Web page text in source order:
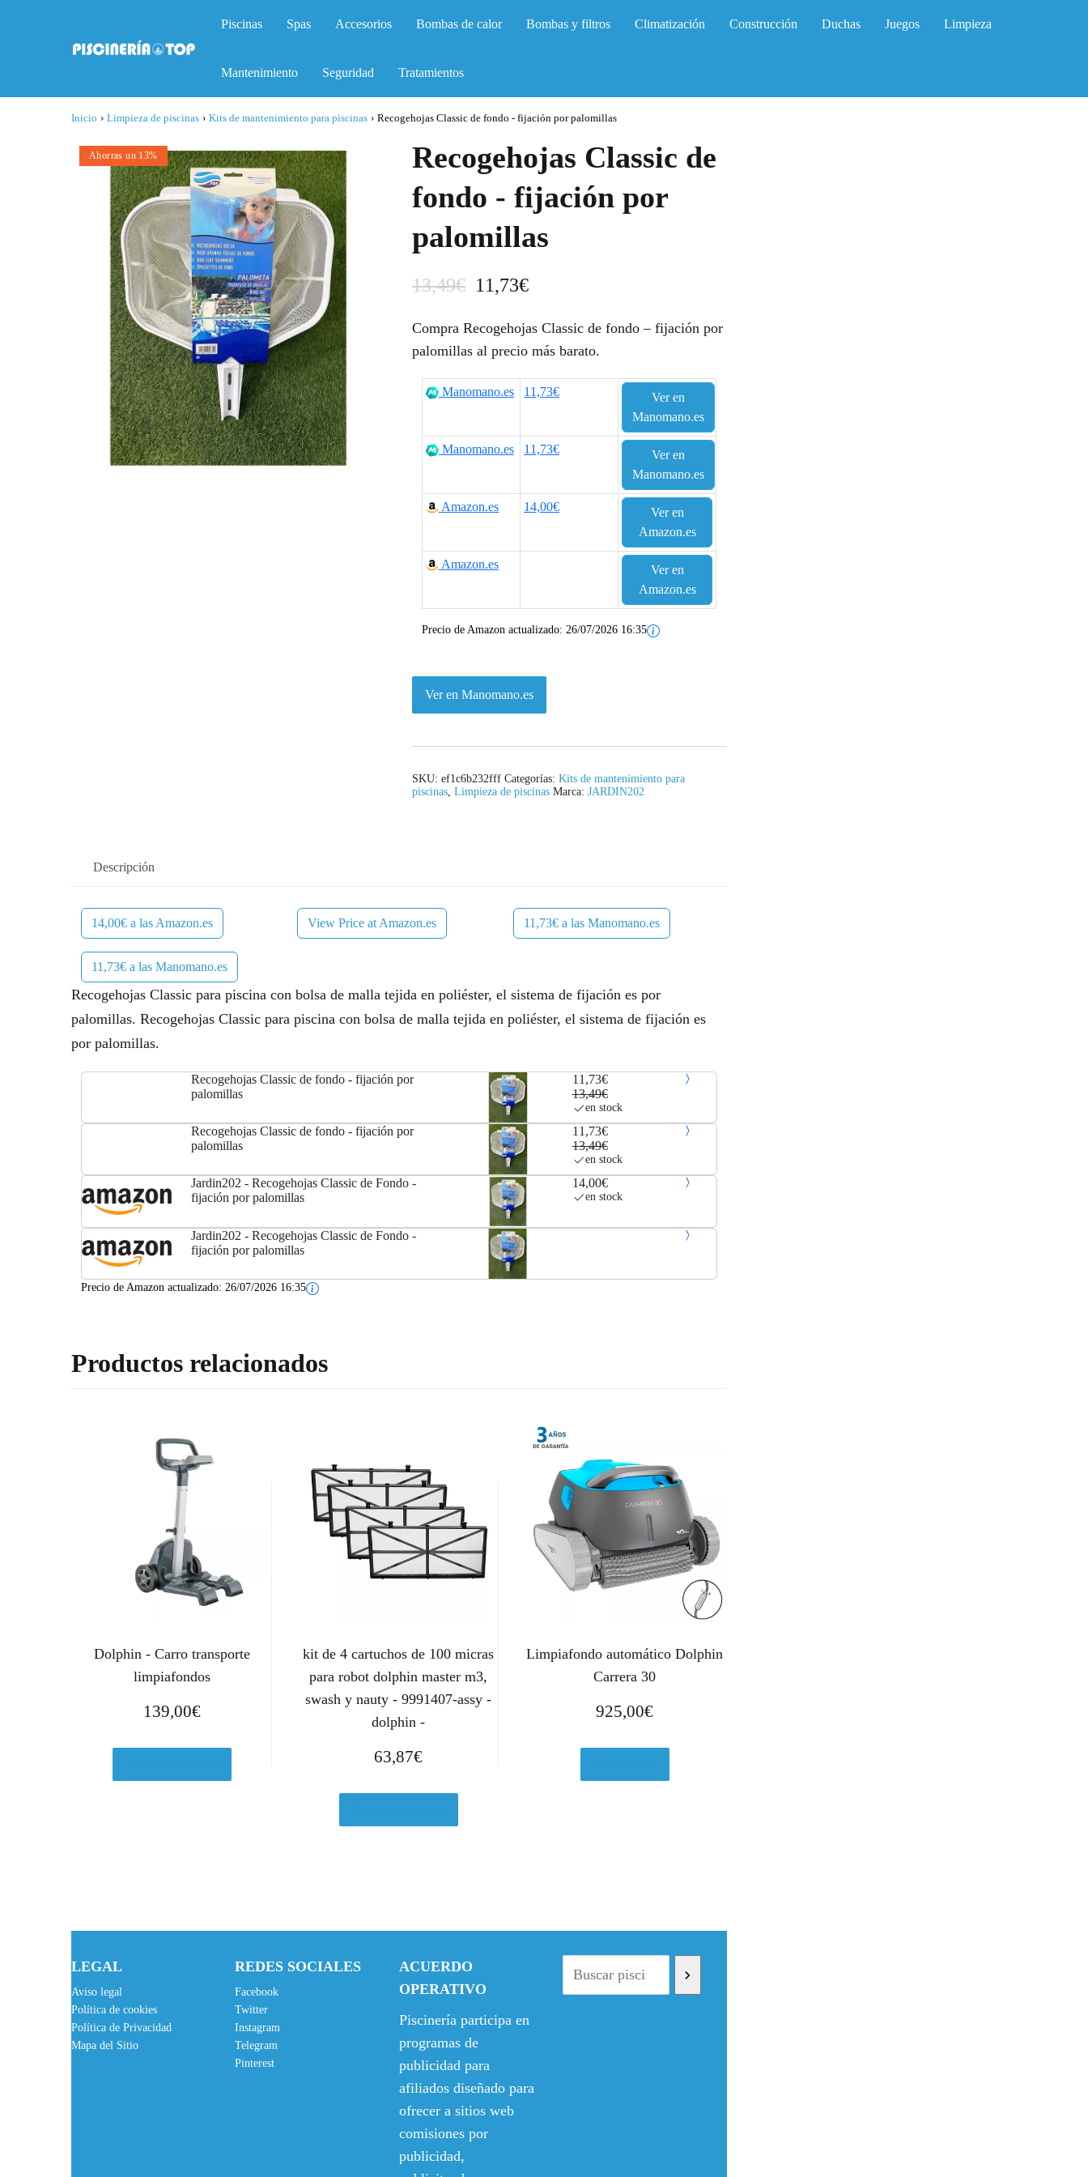
Piscinas Spas Accesorios Bombas de calor Bombas y filtros Climatización Construcción Duchas Juegos Limpieza
Mantenimiento Seguridad Tratamientos
Inicio › Limpieza de piscinas › Kits de mantenimiento para piscinas › Recogehojas Classic de fondo - fijación por palomillas
Ahorras un 13%
Recogehojas Classic de
fondo - fijación por
palomillas
13,49€ E
p
r
c
o
r
g
a
l
e
4
9
11,73€E
p
r
c
o
u
e
s
:
3
.
Compra Recogehojas Classic de fondo – fijación por
palomillas al precio más barato.
Manomano.es 11,73€
Ver en
Manomano.es
Manomano.es 11,73€
Ver en
Manomano.es
Amazon.es 14,00€
Ver en
Amazon.es
Amazon.es
Ver en
Amazon.es
Precio de Amazon actualizado: 26/07/2026 16:35
Ver en Manomano.es
SKU: ef1c6b232fff Categorías: Kits de mantenimiento para
piscinas, Limpieza de piscinas Marca: JARDIN202
Descripción
14,00€ a las Amazon.es View Price at Amazon.es 11,73€ a las Manomano.es
11,73€ a las Manomano.es
Recogehojas Classic para piscina con bolsa de malla tejida en poliéster, el sistema de fijación es por
palomillas. Recogehojas Classic para piscina con bolsa de malla tejida en poliéster, el sistema de fijación es
por palomillas.
Recogehojas Classic de fondo - fijación por
palomillas
11,73€
13,49€
en stock
Recogehojas Classic de fondo - fijación por
palomillas
11,73€
13,49€
en stock
Jardin202 - Recogehojas Classic de Fondo -
fijación por palomillas
14,00€
en stock
Jardin202 - Recogehojas Classic de Fondo -
fijación por palomillas
Precio de Amazon actualizado: 26/07/2026 16:35
Productos relacionados
Dolphin - Carro transporte
limpiafondos
139,00€
kit de 4 cartuchos de 100 micras
para robot dolphin master m3,
swash y nauty - 9991407-assy -
dolphin -
63,87€
Limpiafondo automático Dolphin
Carrera 30
925,00€
LEGAL
Aviso legal
Política de cookies
Política de Privacidad
Mapa del Sitio
REDES SOCIALES
Facebook
Twitter
Instagram
Telegram
Pinterest
ACUERDO
OPERATIVO
Piscinería participa en
programas de
publicidad para
afiliados diseñado para
ofrecer a sitios web
comisiones por
publicidad,